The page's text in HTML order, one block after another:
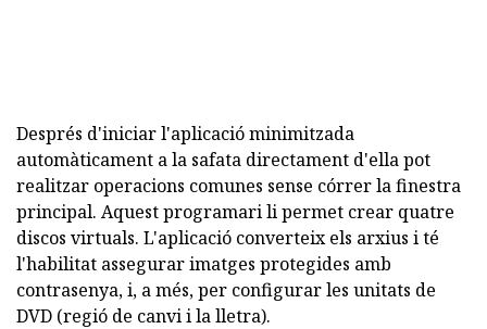
Després d'iniciar l'aplicació minimitzada
automàticament a la safata directament d'ella pot
realitzar operacions comunes sense córrer la finestra
principal. Aquest programari li permet crear quatre
discos virtuals. L'aplicació converteix els arxius i té
l'habilitat assegurar imatges protegides amb
contrasenya, i, a més, per configurar les unitats de
DVD (regió de canvi i la lletra).